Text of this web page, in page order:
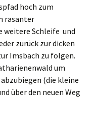
hoch zum
rasanter
weitere Schleife und
zurück zur dicken
Imsbach zu folgen.
um
(die kleine
über den neuen Weg